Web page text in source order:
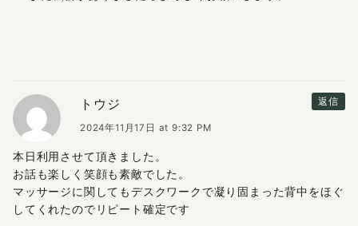
返信
トウジ
2024年11月17日 at 9:32 PM
本日利用させて頂きました。
お話も楽しく笑顔も素敵でした。
マッサージに関してもデスクワークで凝り固まった背中をほぐ
してくれたのでリピート確定です